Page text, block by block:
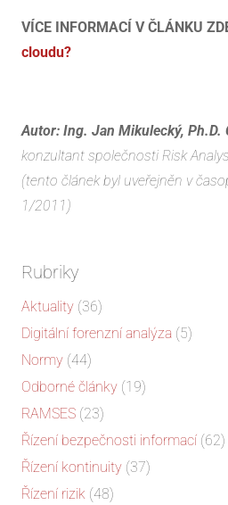
VÍCE INFORMACÍ V ČLÁNKU
cloudu?
Autor: Ing. Jan Mikulecký, Ph.D.
konzultant společnosti Risk
(tento článek byl uveřejněn v
1/2011)
Rubriky
Aktuality (36)
Digitální forenzní analýza (5)
Normy (44)
Odborné články (19)
RAMSES (23)
Řízení bezpečnosti informací (62)
Řízení kontinuity (37)
Řízení rizik (48)